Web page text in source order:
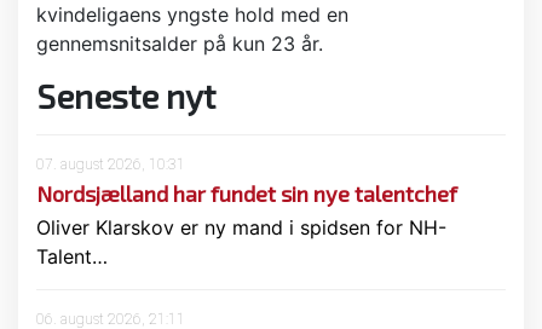
kvindeligaens yngste hold med en
gennemsnitsalder på kun 23 år.
Seneste nyt
07. august 2026, 10:31
Nordsjælland har fundet sin nye talentchef
Oliver Klarskov er ny mand i spidsen for NH-
Talent…
06. august 2026, 21:11